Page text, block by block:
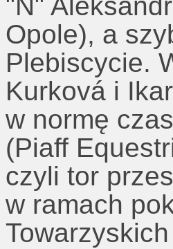
Opole), a
Plebiscycie.
Kurková i
w normę
(Piaff
czyli tor
w ramach